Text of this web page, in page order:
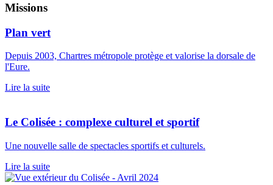
Missions
Plan vert
Depuis 2003, Chartres métropole protège et valorise la dorsale de
l'Eure.
Lire la suite
Le Colisée : complexe culturel et sportif
Une nouvelle salle de spectacles sportifs et culturels.
Lire la suite